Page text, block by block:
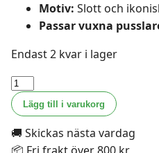
Motiv: Slott och
Passar vuxna
Endast 2 kvar i lager
Ravensburger
Pussel
-
Slottet
Lägg till i varukorg
🚚 Skickas nästa vardag